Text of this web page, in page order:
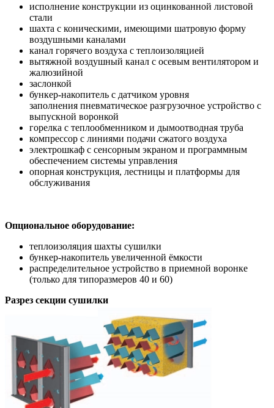
исполнение конструкции из оцинкованной листовой
стали
шахта с коническими, имеющими шатровую форму
воздушными каналами
канал горячего воздуха с теплоизоляцией
вытяжной воздушный канал с осевым вентилятором и
жалюзийной
заслонкой
бункер-накопитель с датчиком уровня
заполнения пневматическое разгрузочное устройство с
выпускной воронкой
горелка с теплообменником и дымоотводная труба
компрессор с линиями подачи сжатого воздуха
электрошкаф с сенсорным экраном и программным
обеспечением системы управления
опорная конструкция, лестницы и платформы для
обслуживания
Опциональное оборудование:
теплоизоляция шахты сушилки
бункер-накопитель увеличенной ёмкости
распределительное устройство в приемной воронке
(только для типоразмеров 40 и 60)
Разрез секции сушилки